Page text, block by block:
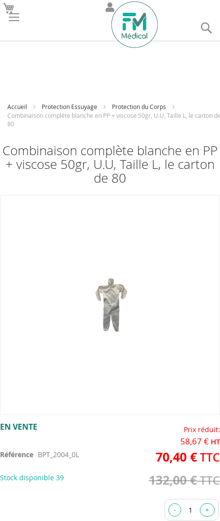
Accueil Protection Essuyage
Protection du Corps
Combinaison complète blanche en PP + viscose 50gr, U.U, Taille L, le carton
80
Combinaison complète blanche en PP
+ viscose 50gr, U.U, Taille L, le carton
de 80
EN VENTE
Référence BPT_2004_0L
Stock disponible 39
Prix réduit
58,67 €
70,40 €
132,00 €
to
of
images